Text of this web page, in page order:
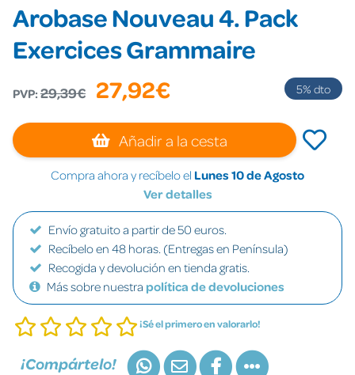
Arobase Nouveau 4. Pack
Exercices Grammaire
PVP: 29,39€ 27,92€ 5% dto
Añadir a la cesta
Compra ahora y recíbelo el Lunes 10 de Agosto
Ver detalles
Envío gratuito a partir de 50 euros.
Recíbelo en 48 horas. (Entregas en Península)
Recogida y devolución en tienda gratis.
Más sobre nuestra política de devoluciones
¡Sé el primero en valorarlo!
¡Compártelo!